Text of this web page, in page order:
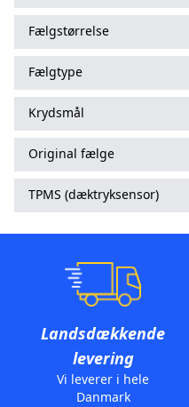
Fælgstørrelse
Fælgtype
Krydsmål
Original fælge
TPMS (dæktryksensor)
Landsdækkende
levering
Vi leverer i hele
Danmark